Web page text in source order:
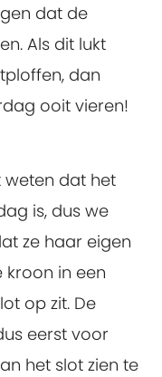
dat de
Als dit lukt
dan
ooit vieren!
weten dat het
is, dus we
ze haar eigen
kroon in een
op zit. De
eerst voor
het slot zien te